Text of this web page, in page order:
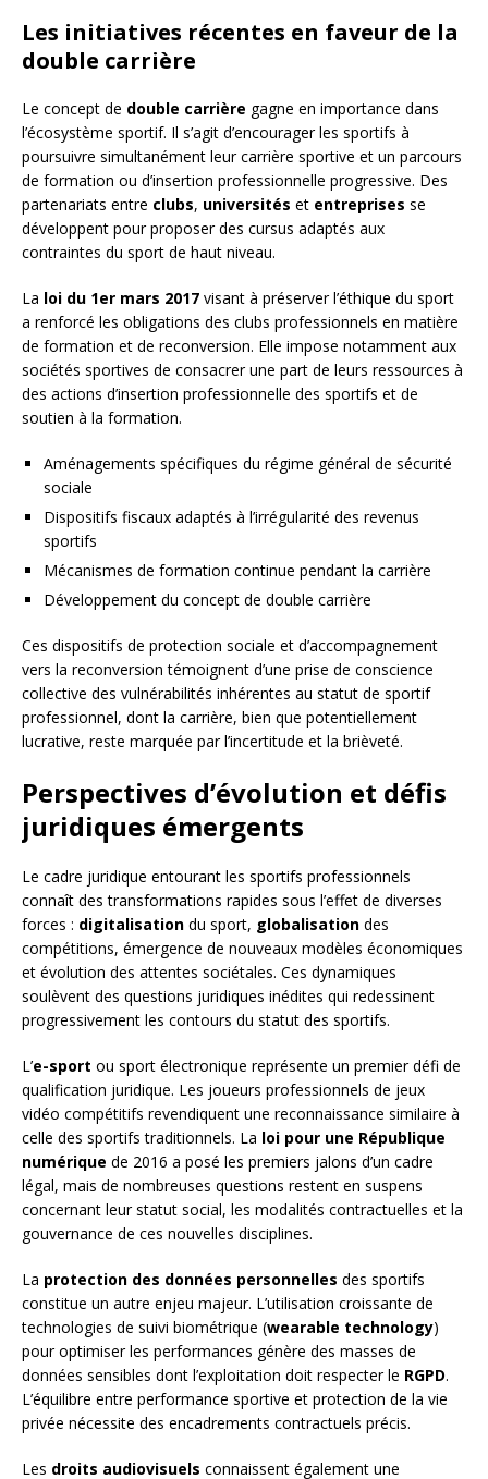
Les initiatives récentes en faveur de la
double carrière
Le concept de double carrière gagne en importance dans
l’écosystème sportif. Il s’agit d’encourager les sportifs à
poursuivre simultanément leur carrière sportive et un parcours
de formation ou d’insertion professionnelle progressive. Des
partenariats entre clubs, universités et entreprises se
développent pour proposer des cursus adaptés aux
contraintes du sport de haut niveau.
La loi du 1er mars 2017 visant à préserver l’éthique du sport
a renforcé les obligations des clubs professionnels en matière
de formation et de reconversion. Elle impose notamment aux
sociétés sportives de consacrer une part de leurs ressources à
des actions d’insertion professionnelle des sportifs et de
soutien à la formation.
Aménagements spécifiques du régime général de sécurité
sociale
Dispositifs fiscaux adaptés à l’irrégularité des revenus
sportifs
Mécanismes de formation continue pendant la carrière
Développement du concept de double carrière
Ces dispositifs de protection sociale et d’accompagnement
vers la reconversion témoignent d’une prise de conscience
collective des vulnérabilités inhérentes au statut de sportif
professionnel, dont la carrière, bien que potentiellement
lucrative, reste marquée par l’incertitude et la brièveté.
Perspectives d’évolution et défis
juridiques émergents
Le cadre juridique entourant les sportifs professionnels
connaît des transformations rapides sous l’effet de diverses
forces : digitalisation du sport, globalisation des
compétitions, émergence de nouveaux modèles économiques
et évolution des attentes sociétales. Ces dynamiques
soulèvent des questions juridiques inédites qui redessinent
progressivement les contours du statut des sportifs.
L’e-sport ou sport électronique représente un premier défi de
qualification juridique. Les joueurs professionnels de jeux
vidéo compétitifs revendiquent une reconnaissance similaire à
celle des sportifs traditionnels. La loi pour une République
numérique de 2016 a posé les premiers jalons d’un cadre
légal, mais de nombreuses questions restent en suspens
concernant leur statut social, les modalités contractuelles et la
gouvernance de ces nouvelles disciplines.
La protection des données personnelles des sportifs
constitue un autre enjeu majeur. L’utilisation croissante de
technologies de suivi biométrique (wearable technology)
pour optimiser les performances génère des masses de
données sensibles dont l’exploitation doit respecter le RGPD.
L’équilibre entre performance sportive et protection de la vie
privée nécessite des encadrements contractuels précis.
Les droits audiovisuels connaissent également une